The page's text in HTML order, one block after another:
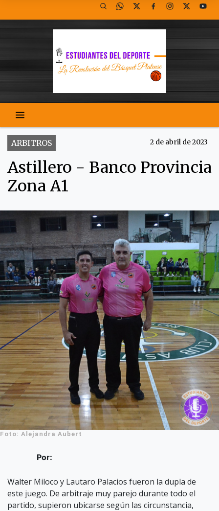
ARBITROS 2 de abril de 2023
Astillero - Banco Provincia
Zona A1
Foto: Alejandra Aubert
Por:
Walter Miloco y Lautaro Palacios fueron la dupla de
este juego. De arbitraje muy parejo durante todo el
partido, supieron ubicarse según las circunstancia,